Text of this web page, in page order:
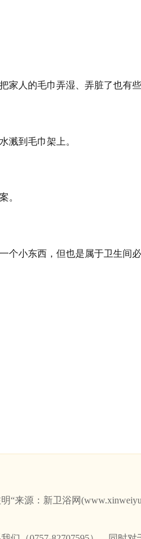
人的毛巾弄湿、弄脏了也有些
溅到毛巾架上。
。
个小东西，但也是属于卫生间
来源：新卫浴网